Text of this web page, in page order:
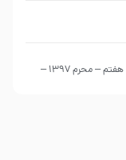
من غلام نوکراتم من عاشق کربلاتم – شور زمینه – شب هفتم – محرم 1397 –